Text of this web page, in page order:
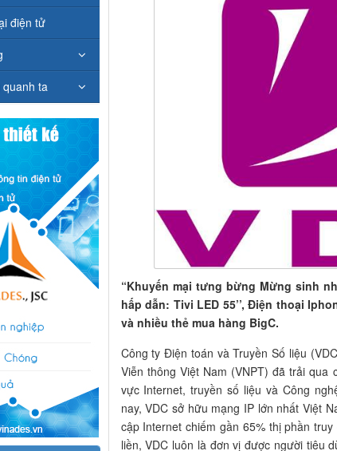
“Khuyến mại tưng bừng Mừng sinh
hấp dẫn: Tivi LED 55’’, Điện thoại
và nhiều thẻ mua hàng BigC.
Công ty Điện toán và Truyền Số liệu
Viễn thông Việt Nam (VNPT) đã trải
vực Internet, truyền số liệu và Công
nay, VDC sở hữu mạng IP lớn nhất Việt
cập Internet chiếm gần 65% thị phần
liền, VDC luôn là đơn vị được người tiêu
điện tử
ta